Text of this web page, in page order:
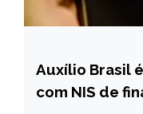
BRASIL
NOTÍCIAS
Auxílio Brasil
com NIS de